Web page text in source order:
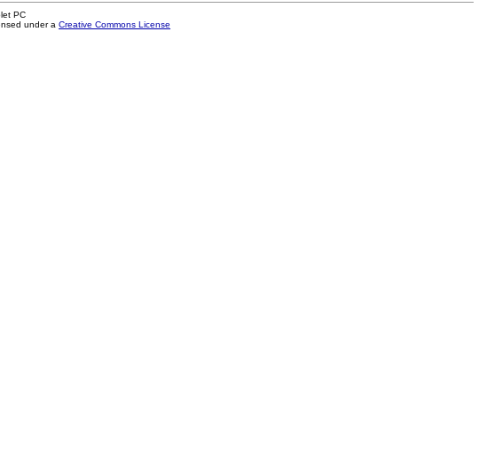
PC
under a Creative Commons License